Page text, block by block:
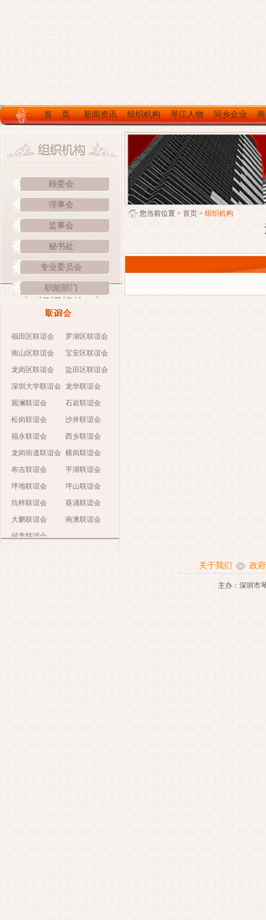
首 页 新闻资讯 组织机构 琴江人物 同乡企业
顾委会
理事会
监事会
秘书处
专业委员会
职能部门
福田区联谊会
罗湖区联谊会
南山区联谊会
宝安区联谊会
龙岗区联谊会
盐田区联谊会
深圳大学联谊会 龙华联谊会
观澜联谊会
石岩联谊会
松岗联谊会
沙井联谊会
福永联谊会
西乡联谊会
龙岗街道联谊会 横岗联谊会
布吉联谊会
平湖联谊会
坪地联谊会
坪山联谊会
坑梓联谊会
葵涌联谊会
大鹏联谊会
南澳联谊会
径美联谊会
您当前位置 > 首页 > 组织机构
关于我们 政
主办：深圳